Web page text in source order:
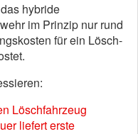
hybride
im Prinzip nur rund
für ein Lösch-
Löschfahrzeug
liefert erste